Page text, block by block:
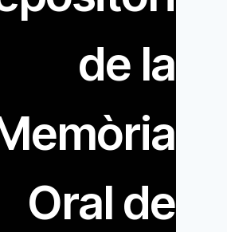
de la
Oral de